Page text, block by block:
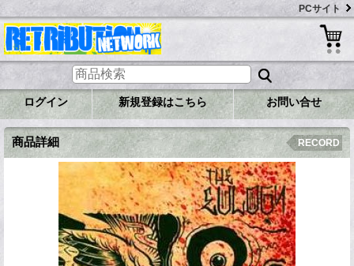
PCサイト
ログイン 新規登録はこちら お問い合せ
商品詳細 RECORD